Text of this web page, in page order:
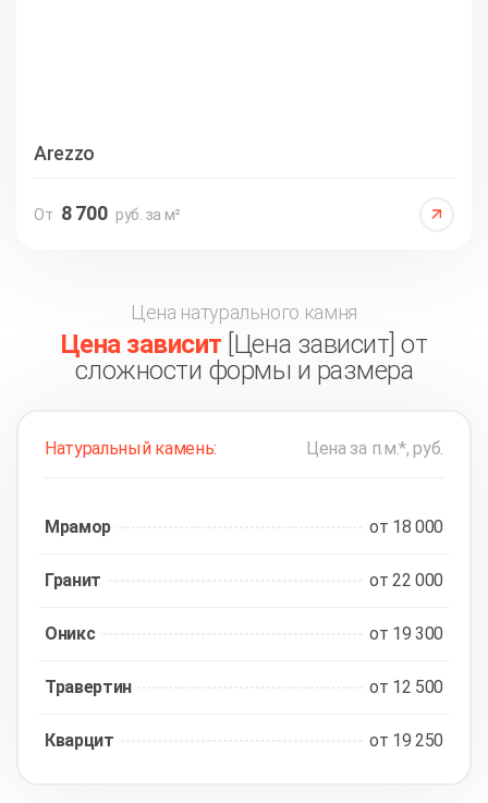
Arezzo
От 8 700 руб. за м²
Цена натурального камня
Цена зависит [Цена зависит] от
сложности формы и размера
Натуральный камень: Цена за п.м.*, руб.
Мрамор от 18 000
Гранит от 22 000
Оникс от 19 300
Травертин от 12 500
Кварцит от 19 250